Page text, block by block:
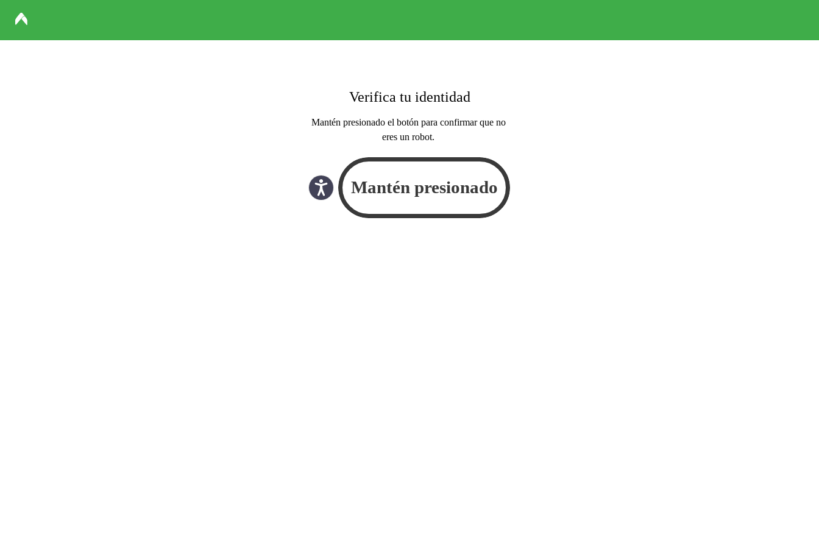
Verifica tu identidad
Mantén presionado el botón para confirmar que no
eres un robot.